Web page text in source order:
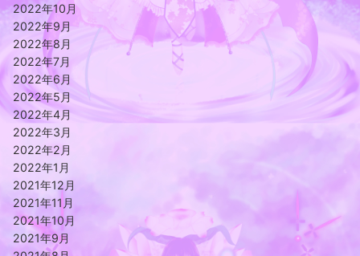
2022年10月
2022年9月
2022年8月
2022年7月
2022年6月
2022年5月
2022年4月
2022年3月
2022年2月
2022年1月
2021年12月
2021年11月
2021年10月
2021年9月